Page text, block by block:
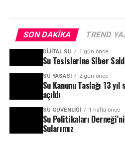
SON DAKIKA TREND
DIJITAL SU 1 gün önce
Su Tesislerine Siber
SU YASASI 2 gün önce
Su Kanunu Taslağı 13
açıldı
SU GÜVENLIĞI 1 hafta önce
Su Politikaları
Sularımız